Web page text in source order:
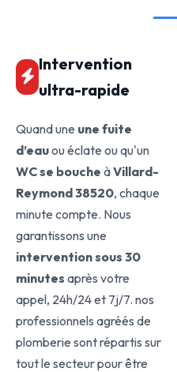
Intervention
ultra-rapide
Quand une une fuite
d’eauou éclate ou qu'un
WC se bouche àVillard-
Reymond 38520, chaque
minute compte. Nous
garantissons une
intervention sous 30
minutes après votre
appel, 24h/24 et 7j/7. nos
professionnels agréés de
plomberie sont répartis sur
tout le secteur pour être